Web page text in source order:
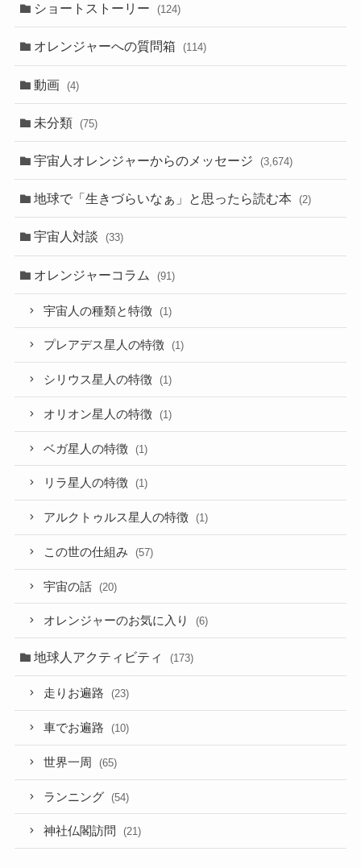
ショートストーリー (124)
オレンジャーへの質問箱 (114)
動画 (4)
未分類 (75)
宇宙人オレンジャーからのメッセージ (3,674)
地球で「生きづらいなぁ」と思ったら読む本 (2)
宇宙人対談 (33)
オレンジャーコラム (91)
宇宙人の種類と特徴 (1)
プレアデス星人の特徴 (1)
シリウス星人の特徴 (1)
オリオン星人の特徴 (1)
ベガ星人の特徴 (1)
リラ星人の特徴 (1)
アルクトゥルス星人の特徴 (1)
この世の仕組み (57)
宇宙の話 (20)
オレンジャーのお気に入り (6)
地球人アクティビティ (173)
走りお遍路 (23)
車でお遍路 (10)
世界一周 (65)
ランニング (54)
神社仏閣訪問 (21)